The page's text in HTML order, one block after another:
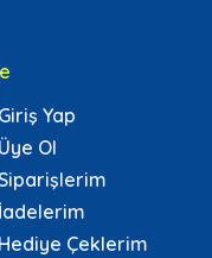
Giriş Yap
Üye Ol
İadelerim
Hediye Çeklerim